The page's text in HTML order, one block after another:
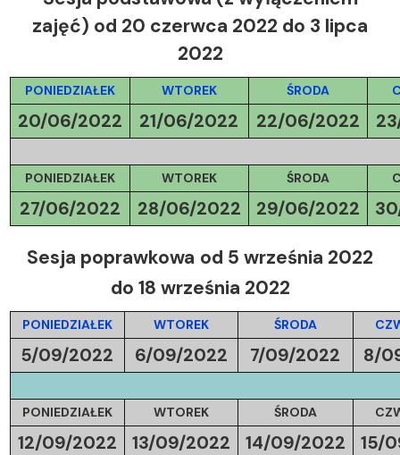
zajęć) od 20 czerwca 2022 do 3 lipca
2022
PONIEDZIAŁEK WTOREK ŚRODA
20/06/2022 21/06/2022 22/06/2022
PONIEDZIAŁEK WTOREK ŚRODA
27/06/2022 28/06/2022 29/06/2022
Sesja poprawkowa od 5 września 2022
do 18 września 2022
PONIEDZIAŁEK WTOREK ŚRODA
5/09/2022 6/09/2022 7/09/2022 8/
PONIEDZIAŁEK WTOREK ŚRODA
12/09/2022 13/09/2022 14/09/2022 15/